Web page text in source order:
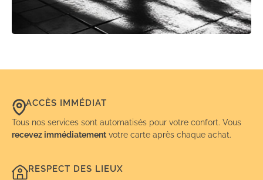
ACCÈS IMMÉDIAT
Tous nos services sont automatisés pour votre confort. Vous
recevez immédiatement votre carte après chaque achat.
RESPECT DES LIEUX